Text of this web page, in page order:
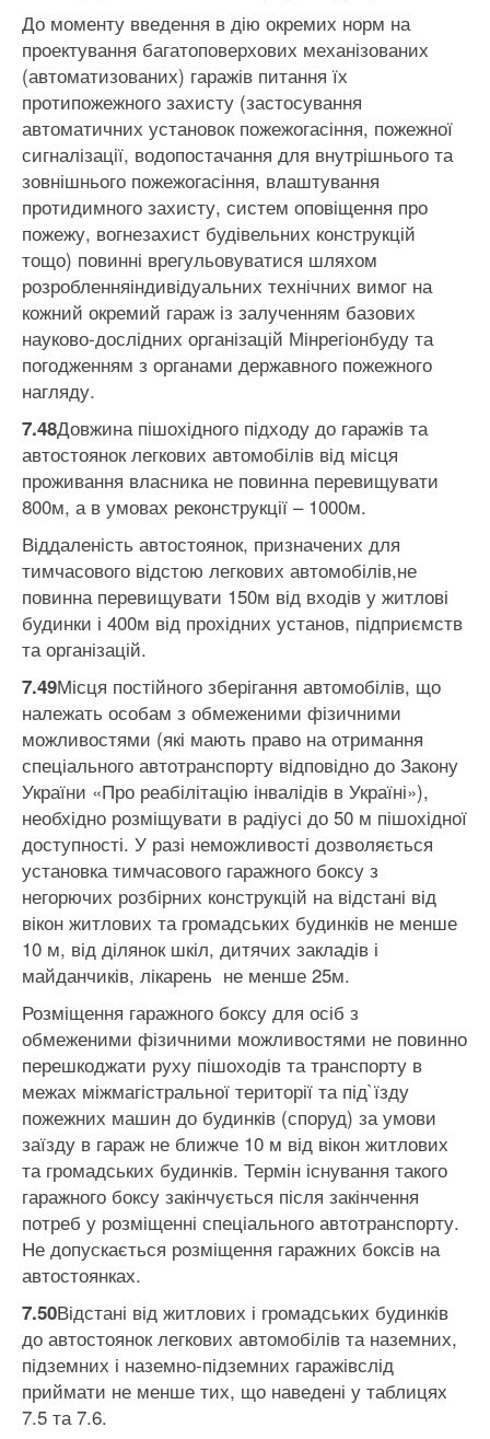
До моменту введення в дію окремих норм на
проектування багатоповерхових механізованих
(автоматизованих) гаражів питання їх
протипожежного захисту (застосування
автоматичних установок пожежогасіння, пожежної
сигналізації, водопостачання для внутрішнього та
зовнішнього пожежогасіння, влаштування
протидимного захисту, систем оповіщення про
пожежу, вогнезахист будівельних конструкцій
тощо) повинні врегульовуватися шляхом
розробленняіндивідуальних технічних вимог на
кожний окремий гараж із залученням базових
науково-дослідних організацій Мінрегіонбуду та
погодженням з органами державного пожежного
нагляду.
7.48Довжина пішохідного підходу до гаражів та
автостоянок легкових автомобілів від місця
проживання власника не повинна перевищувати
800м, а в умовах реконструкції – 1000м.
Віддаленість автостоянок, призначених для
тимчасового відстою легкових автомобілів,не
повинна перевищувати 150м від входів у житлові
будинки і 400м від прохідних установ, підприємств
та організацій.
7.49Місця постійного зберігання автомобілів, що
належать особам з обмеженими фізичними
можливостями (які мають право на отримання
спеціального автотранспорту відповідно до Закону
України «Про реабілітацію інвалідів в Україні»),
необхідно розміщувати в радіусі до 50 м пішохідної
доступності. У разі неможливості дозволяється
установка тимчасового гаражного боксу з
негорючих розбірних конструкцій на відстані від
вікон житлових та громадських будинків не менше
10 м, від ділянок шкіл, дитячих закладів і
майданчиків, лікарень не менше 25м.
Розміщення гаражного боксу для осіб з
обмеженими фізичними можливостями не повинно
перешкоджати руху пішоходів та транспорту в
межах міжмагістральної території та під`їзду
пожежних машин до будинків (споруд) за умови
заїзду в гараж не ближче 10 м від вікон житлових
та громадських будинків. Термін існування такого
гаражного боксу закінчується після закінчення
потреб у розміщенні спеціального автотранспорту.
Не допускається розміщення гаражних боксів на
автостоянках.
7.50Відстані від житлових і громадських будинків
до автостоянок легкових автомобілів та наземних,
підземних і наземно-підземних гаражівслід
приймати не менше тих, що наведені у таблицях
7.5 та 7.6.